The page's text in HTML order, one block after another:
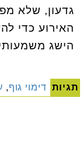
גדעון, שלא
האירוע כדי
הישג
תגיות דימוי גוף,